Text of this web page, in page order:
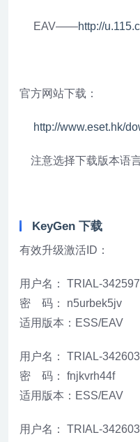
EAV——http://
官方网站下载：
http://www.eset.hk/
注意选择下载版本语
KeyGen 下载
有效升级激活ID：
用户名： TRIAL-
密 码： n5urbek5jv
适用版本：ESS/EAV
用户名： TRIAL-
密 码： fnjkvrh44f
适用版本：ESS/EAV
用户名： TRIAL-